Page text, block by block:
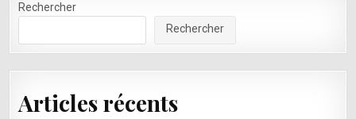
Rechercher
Rechercher
Articles récents